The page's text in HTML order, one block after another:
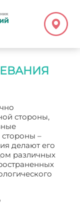
стороны,
–
делают его
различных